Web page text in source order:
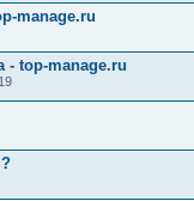
manage.ru
- top-manage.ru